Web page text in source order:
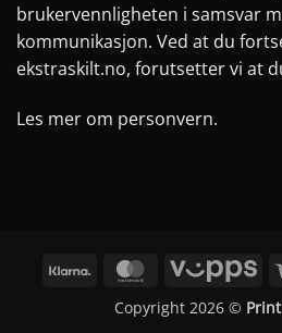
brukervennligheten i samsvar
kommunikasjon. Ved at du
ekstraskilt.no, forutsetter vi at
Les mer om personvern.
Klarna MasterCard
Copyright 2026 ©